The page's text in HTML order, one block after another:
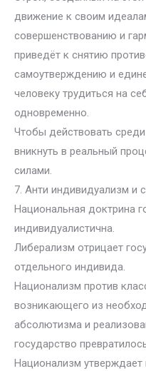
движение к своим
совершенствованию и
приведёт к снятию
самоутверждению и
человеку трудиться на
одновременно.
Чтобы действовать
вникнуть в реальный
силами.
7. Анти индивидуализм и
Национальная доктрина
индивидуалистична.
Либерализм отрицает
отдельного индивида.
Национализм против
возникающего из
абсолютизма и
государство
Национализм утверждает